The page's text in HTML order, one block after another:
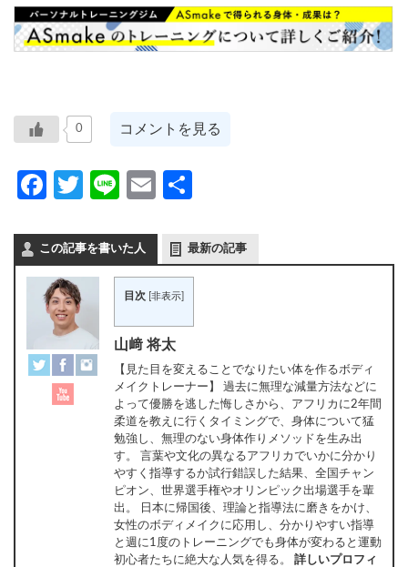
0 コメントを見る
Facebook
Twitter
LineEmail
この記事を書いた人 最新の記事
目次 非表示
山﨑 将太
【見た目を変えることでなりたい体を作るボディ
メイクトレーナー】 過去に無理な減量方法などに
よって優勝を逃した悔しさから、アフリカに2年間
柔道を教えに行くタイミングで、身体について猛
勉強し、無理のない身体作りメソッドを生み出
す。 言葉や文化の異なるアフリカでいかに分かり
やすく指導するか試行錯誤した結果、全国チャン
ピオン、世界選手権やオリンピック出場選手を輩
出。 日本に帰国後、理論と指導法に磨きをかけ、
女性のボディメイクに応用し、分かりやすい指導
と週に1度のトレーニングでも身体が変わると運動
初心者たちに絶大な人気を得る。 詳しいプロフィ